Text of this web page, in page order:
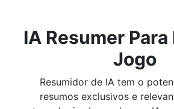
IA Resumer Para
Jogo
Resumidor de IA tem o
resumos exclusivos e